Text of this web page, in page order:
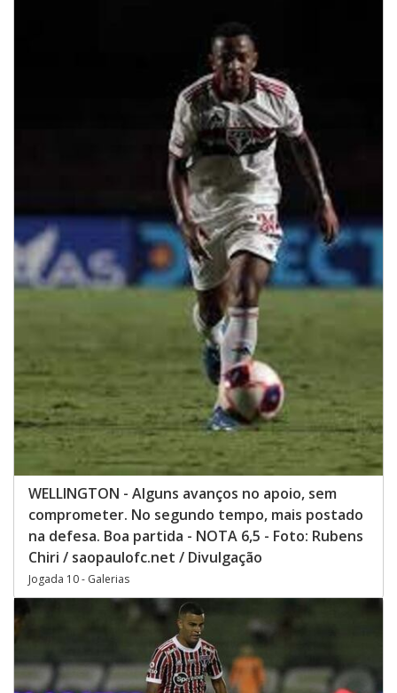
WELLINGTON - Alguns avanços no apoio, sem
comprometer. No segundo tempo, mais postado
na defesa. Boa partida - NOTA 6,5 - Foto: Rubens
Chiri / saopaulofc.net / Divulgação
Jogada 10 - Galerias